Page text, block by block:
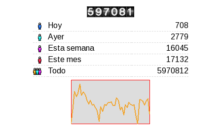
Hoy
708
Ayer
2779
Esta semana
16045
Este mes
17132
Todo
5970812